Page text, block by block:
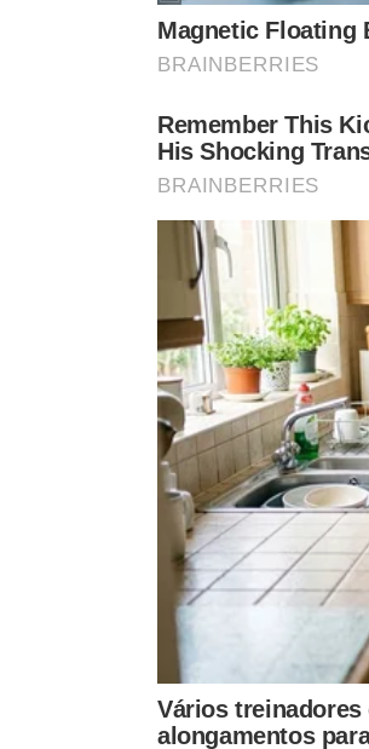
Como o próprio
A descrição botânica ajuda
eproporção
Uma